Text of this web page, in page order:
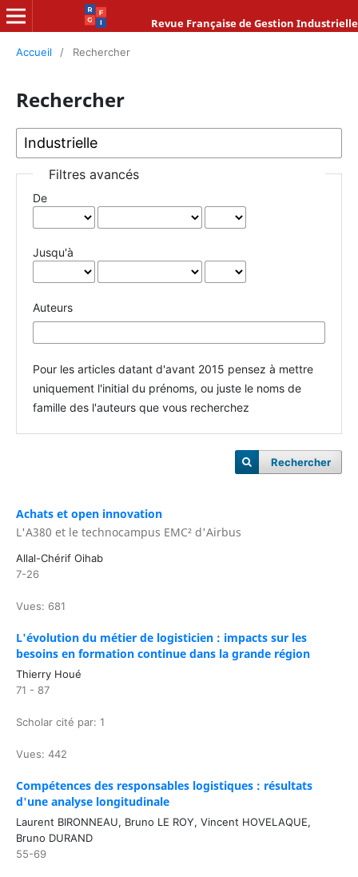
Revue Française de Gestion Industrielle
Accueil / Rechercher
Rechercher
Filtres avancés
De
Jusqu'à
Auteurs
Pour les articles datant d'avant 2015 pensez à mettre
uniquement l'initial du prénoms, ou juste le noms de
famille des l'auteurs que vous recherchez
Rechercher
Achats et open innovation
L'A380 et le technocampus EMC² d'Airbus
Allal-Chérif Oihab
7-26
Vues: 681
L'évolution du métier de logisticien : impacts sur les
besoins en formation continue dans la grande région
Thierry Houé
71 - 87
Scholar cité par: 1
Vues: 442
Compétences des responsables logistiques : résultats
d'une analyse longitudinale
Laurent BIRONNEAU, Bruno LE ROY, Vincent HOVELAQUE,
Bruno DURAND
55-69